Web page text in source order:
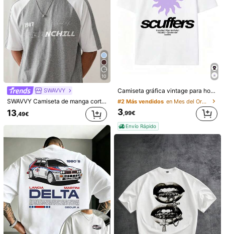
19,39€
Camiseta de manga corta de algodón puro para hombre con
estampado gráfico de la Emirates FA Cup, cuello redond
o, casual, para uso diario en verano
Talla
S L XXL XXXL
10
SWAVVY
SWAVVY Camiseta de manga corta casual con bloques de color y patchwork para hombres
13,49€
Camiseta gráfica vintage para hombre Scuffers, negro urbano con estampado de sol, diseño de letras minimalista, top casual de manga corta oversize
#2 Más vendidos en Mes del Orgullo Camisetas de hombre
3,99€
Envío Rápido